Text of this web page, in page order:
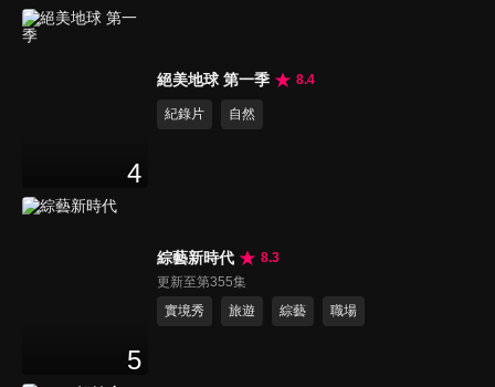
4
絕美地球 第一季 8.4
紀錄片 自然
5
綜藝新時代
8.3
更新至第355集
實境秀
旅遊 綜藝 職場